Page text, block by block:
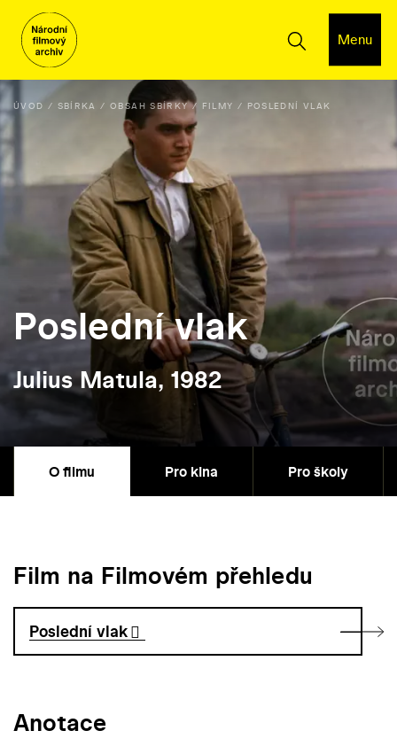
Menu
ÚVOD SBÍRKA OBSAH SBÍRKY FILMY POSLEDNÍ VLAK
Poslední vlak
Julius Matula, 1982
O filmu Pro kina Pro školy
Film na Filmovém přehledu
Poslední vlak
Anotace